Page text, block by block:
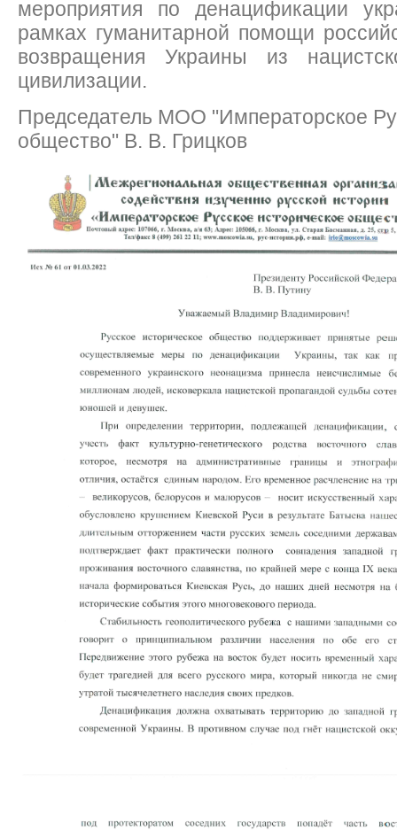
мероприятия по денацификации
рамках гуманитарной помощи
возвращения Украины из
цивилизации.
Председатель МОО "Императорское
общество" В. В. Грицков